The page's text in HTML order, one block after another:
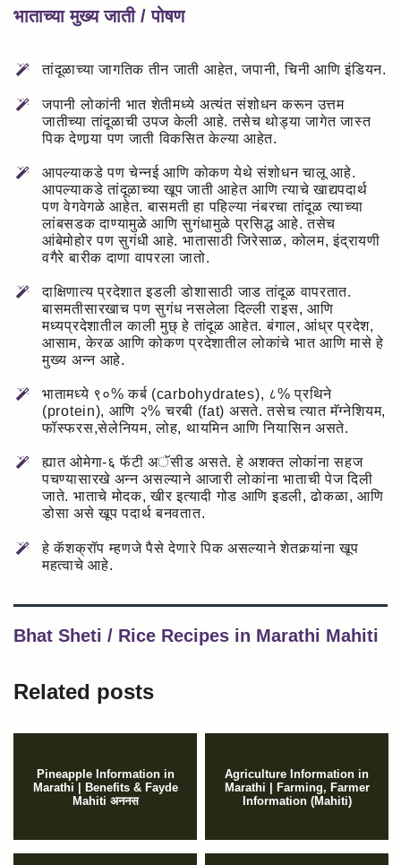
भाताच्या मुख्य जाती / पोषण
तांदूळाच्या जागतिक तीन जाती आहेत, जपानी, चिनी आणि इंडियन.
जपानी लोकांनी भात शेतीमध्ये अत्यंत संशोधन करून उत्तम
जातीच्या तांदूळाची उपज केली आहे. तसेच थोड्या जागेत जास्त
पिक देणार्‍या पण जाती विकसित केल्या आहेत.
आपल्याकडे पण चेन्नई आणि कोकण येथे संशोधन चालू आहे.
आपल्याकडे तांदूळाच्या खूप जाती आहेत आणि त्याचे खाद्यपदार्थ
पण वेगवेगळे आहेत. बासमती हा पहिल्या नंबरचा तांदूळ त्याच्या
लांबसडक दाण्यामुळे आणि सुगंधामुळे प्रसिद्ध आहे. तसेच
आंबेमोहोर पण सुगंधी आहे. भातासाठी जिरेसाळ, कोलम, इंद्रायणी
वगैरे बारीक दाणा वापरला जातो.
दाक्षिणात्य प्रदेशात इडली डोशासाठी जाड तांदूळ वापरतात.
बासमतीसारखाच पण सुगंध नसलेला दिल्ली राइस, आणि
मध्यप्रदेशातील काली मुछ् हे तांदूळ आहेत. बंगाल, आंध्र प्रदेश,
आसाम, केरळ आणि कोकण प्रदेशातील लोकांचे भात आणि मासे हे
मुख्य अन्न आहे.
भातामध्ये ९०% कर्ब (carbohydrates), ८% प्रथिने
(protein), आणि २% चरबी (fat) असते. तसेच त्यात मॅग्नेशियम,
फॉस्फरस,सेलेनियम, लोह, थायमिन आणि नियासिन असते.
ह्यात ओमेगा-६ फॅटी अॅसीड असते. हे अशक्त लोकांना सहज
पचण्यासारखे अन्न असल्याने आजारी लोकांना भाताची पेज दिली
जाते. भाताचे मोदक, खीर इत्यादी गोड आणि इडली, ढोकळा, आणि
डोसा असे खूप पदार्थ बनवतात.
हे कॅशक्रॉप म्हणजे पैसे देणारे पिक असल्याने शेतकर्‍यांना खूप
महत्वाचे आहे.
Bhat Sheti / Rice Recipes in Marathi Mahiti
Related posts
Pineapple Information in
Marathi | Benefits & Fayde
Mahiti अननस
Agriculture Information in
Marathi | Farming, Farmer
Information (Mahiti)